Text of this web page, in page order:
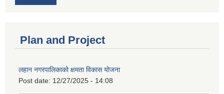
Plan and Project
लहान नगरपालिकाको क्षमता विकास योजना
Post date: 12/27/2025 - 14:08